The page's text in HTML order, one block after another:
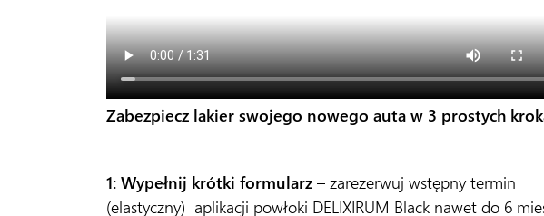
Zabezpiecz lakier swojego nowego auta w 3 prostych
1: Wypełnij krótki formularz – zarezerwuj wstępny termin
(elastyczny) aplikacji powłoki DELIXIRUM Black nawet do 6